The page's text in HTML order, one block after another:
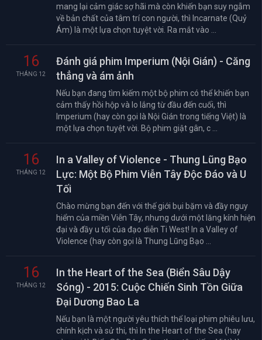
mang lại cảm giác sợ hãi mà còn khiến bạn suy ngẫm
về bản chất của tâm trí con người, thì Incarnate (Quỷ
Ám) là một lựa chọn tuyệt vời. Ra mắt vào ...
16
THÁNG 12
Đánh giá phim Imperium (Nội Gián) - Căng
thẳng và ám ảnh
Nếu bạn đang tìm kiếm một bộ phim có thể khiến bạn
cảm thấy hồi hộp và lo lắng từ đầu đến cuối, thì
Imperium (hay còn gọi là Nội Gián trong tiếng Việt) là
một lựa chọn tuyệt vời. Bộ phim giật gân, c ...
16
THÁNG 12
In a Valley of Violence - Thung Lũng Bạo
Lực: Một Bộ Phim Viễn Tây Độc Đáo và U
Tối
Chào mừng bạn đến với thế giới bụi bặm và đầy nguy
hiểm của miền Viễn Tây, nhưng dưới một lăng kính hiện
đại và đầy u tối của đạo diễn Ti West! In a Valley of
Violence (hay còn gọi là Thung Lũng Bạo ...
16
THÁNG 12
In the Heart of the Sea (Biển Sâu Dậy
Sóng) - 2015: Cuộc Chiến Sinh Tồn Giữa
Đại Dương Bao La
Nếu bạn là một người yêu thích thể loại phim phiêu lưu,
chính kịch và sử thi, thì In the Heart of the Sea (hay